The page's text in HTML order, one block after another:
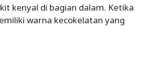
kenyal di bagian dalam. Ketika
warna kecokelatan yang